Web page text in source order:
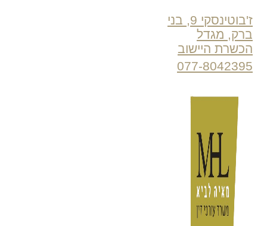
ז'בוטינסקי 9, בני
ברק, מגדל
הכשרת היישוב
077-8042395